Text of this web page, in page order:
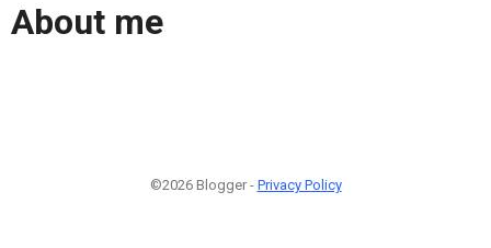
About me
©2026 Blogger - Privacy Policy